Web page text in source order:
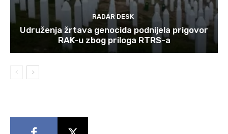
RADAR DESK
Udruženja žrtava genocida podnijela prigovor
RAK-u zbog priloga RTRS-a